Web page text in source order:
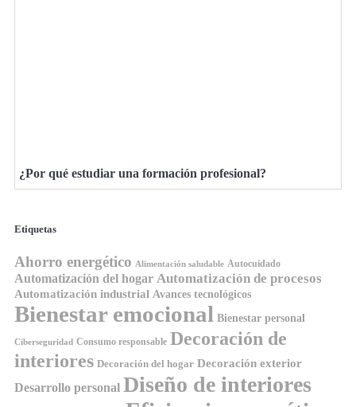
¿Por qué estudiar una formación profesional?
Etiquetas
Ahorro energético Alimentación saludable Autocuidado
Automatización del hogar Automatización de procesos
Automatización industrial Avances tecnológicos
Bienestar emocional Bienestar personal
Ciberseguridad Consumo responsable Decoración de
interiores Decoración del hogar Decoración exterior
Desarrollo personal Diseño de interiores